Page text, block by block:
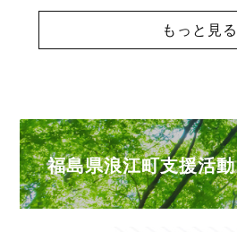
もっと見る
福島県浪江町支援活動